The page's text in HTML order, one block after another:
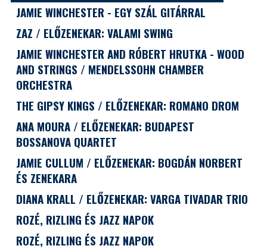
JAMIE WINCHESTER - EGY SZÁL GITÁRRAL
ZAZ / ELŐZENEKAR: VALAMI SWING
JAMIE WINCHESTER AND RÓBERT HRUTKA - WOOD
AND STRINGS / MENDELSSOHN CHAMBER
ORCHESTRA
THE GIPSY KINGS / ELŐZENEKAR: ROMANO DROM
ANA MOURA / ELŐZENEKAR: BUDAPEST
BOSSANOVA QUARTET
JAMIE CULLUM / ELŐZENEKAR: BOGDÁN NORBERT
ÉS ZENEKARA
DIANA KRALL / ELŐZENEKAR: VARGA TIVADAR TRIO
ROZÉ, RIZLING ÉS JAZZ NAPOK
ROZÉ, RIZLING ÉS JAZZ NAPOK